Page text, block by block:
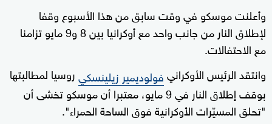
وأعلنت موسكو في وقت سابق من هذا الأسبوع وقفا
لإطلاق النار من جانب واحد مع أوكرانيا بين 8 و9 مايو تزامنا
مع الاحتفالات.
وانتقد الرئيس الأوكرانيفولوديمير زيلينسكيروسيا لمطالبتها
بوقف إطلاق النار في 9 مايو، معتبرا أن موسكو تخشى أن
"تحلق المسيّرات الأوكرانية فوق الساحة الحمراء".